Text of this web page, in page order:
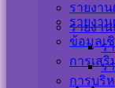
รายงา
ข้อมูลเ
การเส
การบริ
รายงา
รายงา
ร
ร